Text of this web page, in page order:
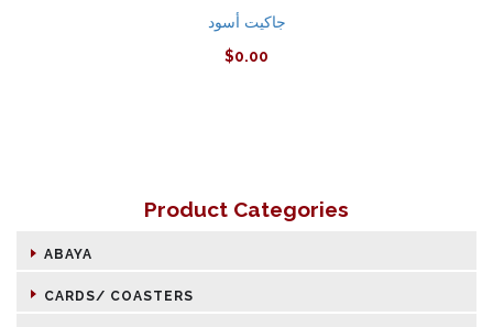
جاكيت أسود
$0.00
Product Categories
ABAYA
CARDS/ COASTERS